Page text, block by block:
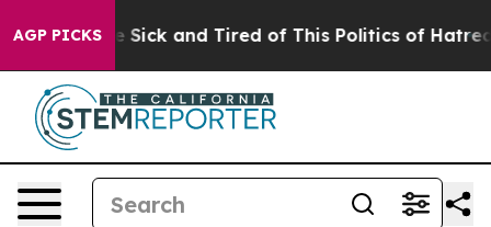
AGP PICKS
Are Sick and Tired of This Politics of Hatred”